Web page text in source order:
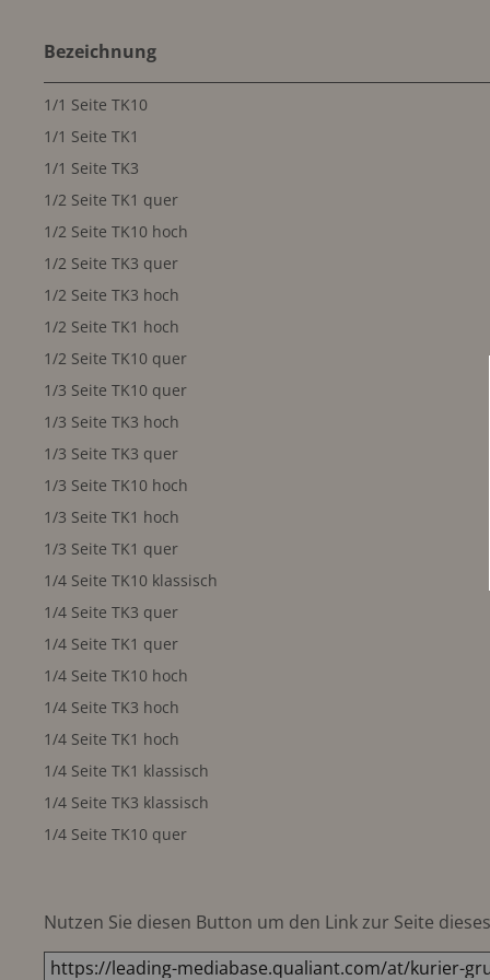
Bezeichnung
1/1 Seite TK10
1/1 Seite TK1
1/1 Seite TK3
1/2 Seite TK1 quer
1/2 Seite TK10 hoch
1/2 Seite TK3 quer
1/2 Seite TK3 hoch
1/2 Seite TK1 hoch
1/2 Seite TK10 quer
1/3 Seite TK10 quer
1/3 Seite TK3 hoch
1/3 Seite TK3 quer
1/3 Seite TK10 hoch
1/3 Seite TK1 hoch
1/3 Seite TK1 quer
1/4 Seite TK10 klassisch
1/4 Seite TK3 quer
1/4 Seite TK1 quer
1/4 Seite TK10 hoch
1/4 Seite TK3 hoch
1/4 Seite TK1 hoch
1/4 Seite TK1 klassisch
1/4 Seite TK3 klassisch
1/4 Seite TK10 quer
Nutzen Sie diesen Button um den Link zur Seite